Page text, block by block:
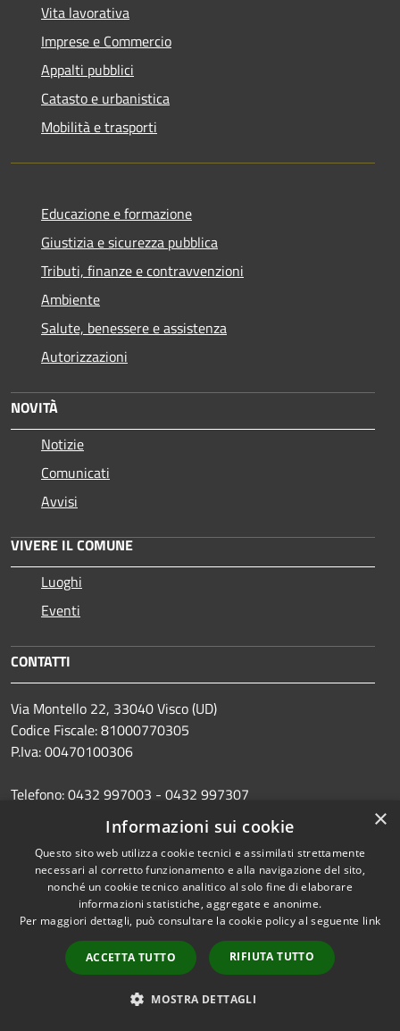
Vita lavorativa
Imprese e Commercio
Appalti pubblici
Catasto e urbanistica
Mobilità e trasporti
Educazione e formazione
Giustizia e sicurezza pubblica
Tributi, finanze e contravvenzioni
Ambiente
Salute, benessere e assistenza
Autorizzazioni
NOVITÀ
Notizie
Comunicati
Avvisi
VIVERE IL COMUNE
Luoghi
Eventi
CONTATTI
Via Montello 22, 33040 Visco (UD)
Codice Fiscale: 81000770305
P.Iva: 00470100306
Telefono: 0432 997003 - 0432 997307
comune.visco@certgov.fvg.it
Codice Univoco Ufficio: UF3F02
Codice IPA: c_m073
Conto corrente bancario presso Tesoriere Comunale:
CREDIFRIULI - Credito cooperativo Friuli S.C. filiale di
×
Informazioni sui cookie
Questo sito web utilizza cookie tecnici e assimilati strettamente
necessari al corretto funzionamento e alla navigazione del sito,
nonché un cookie tecnico analitico al solo fine di elaborare
informazioni statistiche, aggregate e anonime.
Per maggiori dettagli, può consultare la cookie policy al seguente link
ACCETTA TUTTO RIFIUTA TUTTO
MOSTRA DETTAGLI